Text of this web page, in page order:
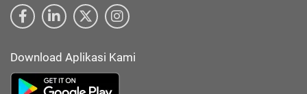
Download Aplikasi Kami